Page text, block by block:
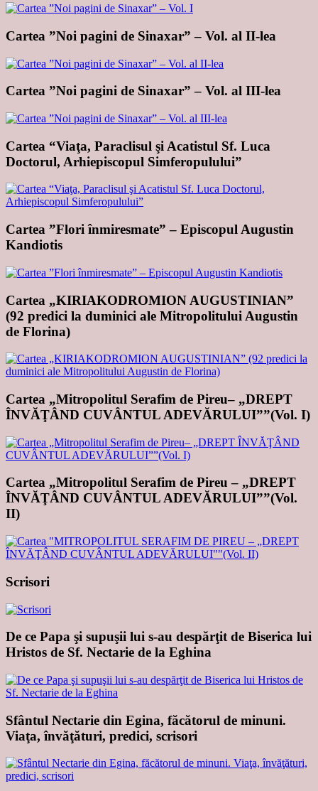
Cartea ”Noi pagini de Sinaxar” – Vol. al II-lea
Cartea ”Noi pagini de Sinaxar” – Vol. al III-lea
Cartea “Viaţa, Paraclisul şi Acatistul Sf. Luca
Doctorul, Arhiepiscopul Simferopulului”
Cartea ”Flori înmiresmate” – Episcopul Augustin
Kandiotis
Cartea „KIRIAKODROMION AUGUSTINIAN”
(92 predici la duminici ale Mitropolitului Augustin
de Florina)
Cartea „Mitropolitul Serafim de Pireu– „DREPT
ÎNVĂŢÂND CUVÂNTUL ADEVĂRULUI””(Vol. I)
Cartea „Mitropolitul Serafim de Pireu – „DREPT
ÎNVĂŢÂND CUVÂNTUL ADEVĂRULUI””(Vol.
II)
Scrisori
De ce Papa şi supuşii lui s-au despărţit de Biserica lui
Hristos de Sf. Nectarie de la Eghina
Sfântul Nectarie din Egina, făcătorul de minuni.
Viaţa, învăţături, predici, scrisori